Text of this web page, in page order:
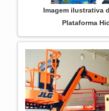
Imagem ilustrativa
Plataforma